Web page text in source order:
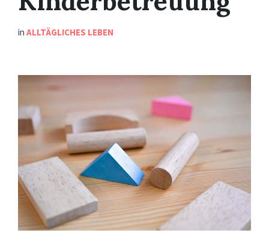
in ALLTÄGLICHES LEBEN